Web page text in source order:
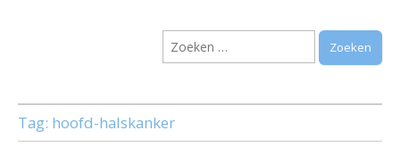
Vereniging
Arnhem e.o.
Zoeken
naar:
Tag: hoofd-halskanker